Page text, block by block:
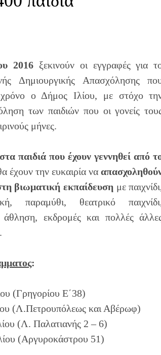
2016 ξεκινούν οι εγγραφές για
Δημιουργικής Απασχόλησης
χρόνο ο Δήμος Ιλίου, με στόχο
των παιδιών που οι γονείς
μήνες.
παιδιά που έχουν γεννηθεί από
έχουν την ευκαιρία να
βιωματική εκπαίδευση με
παραμύθι, θεατρικό
άθληση, εκδρομές και πολλές
:
(Γρηγορίου Ε΄38)
(Λ.Πετρουπόλεως και Αβέρωφ)
(Λ. Παλατιανής 2 – 6)
(Αργυροκάστρου 51)